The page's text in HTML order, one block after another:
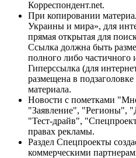
Корреспондент.net.
При копировании
Украины и мира», для
прямая открытая для
Ссылка должна быть
полного либо частичного
Гиперссылка (для
размещена в
материала.
Новости с пометками
"Заявление", "Регионы",
"Тест-драйв",
правах рекламы.
Раздел Спецпроекты
коммерческими